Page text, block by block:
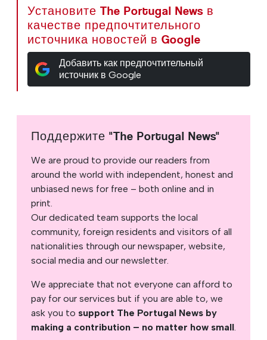
Установите The Portugal News в
качестве предпочтительного
источника новостей в Google
Добавить как предпочтительный
источник в Google
Поддержите "The Portugal News"
We are proud to provide our readers from
around the world with independent, honest and
unbiased news for free – both online and in
print.
Our dedicated team supports the local
community, foreign residents and visitors of all
nationalities through our newspaper, website,
social media and our newsletter.
We appreciate that not everyone can afford to
pay for our services but if you are able to, we
ask you to support The Portugal News by
making a contribution – no matter how small.